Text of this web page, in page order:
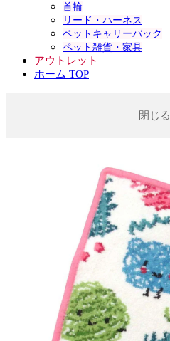
首輪
リード・ハーネス
ペットキャリーバック
ペット雑貨・家具
アウトレット
ホーム TOP
閉じる